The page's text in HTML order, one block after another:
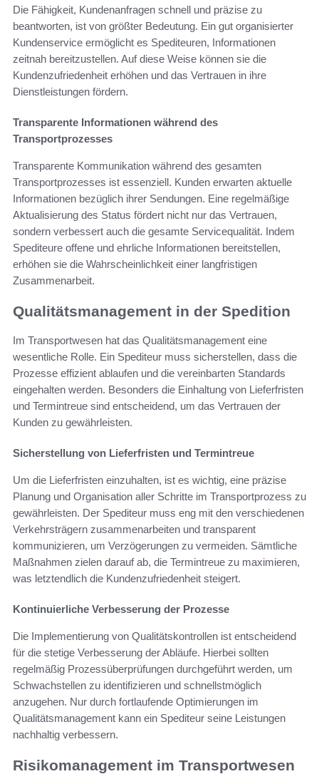
Die Fähigkeit, Kundenanfragen schnell und präzise zu
beantworten, ist von größter Bedeutung. Ein gut organisierter
Kundenservice ermöglicht es Spediteuren, Informationen
zeitnah bereitzustellen. Auf diese Weise können sie die
Kundenzufriedenheit erhöhen und das Vertrauen in ihre
Dienstleistungen fördern.
Transparente Informationen während des
Transportprozesses
Transparente Kommunikation während des gesamten
Transportprozesses ist essenziell. Kunden erwarten aktuelle
Informationen bezüglich ihrer Sendungen. Eine regelmäßige
Aktualisierung des Status fördert nicht nur das Vertrauen,
sondern verbessert auch die gesamte Servicequalität. Indem
Spediteure offene und ehrliche Informationen bereitstellen,
erhöhen sie die Wahrscheinlichkeit einer langfristigen
Zusammenarbeit.
Qualitätsmanagement in der Spedition
Im Transportwesen hat das Qualitätsmanagement eine
wesentliche Rolle. Ein Spediteur muss sicherstellen, dass die
Prozesse effizient ablaufen und die vereinbarten Standards
eingehalten werden. Besonders die Einhaltung von Lieferfristen
und Termintreue sind entscheidend, um das Vertrauen der
Kunden zu gewährleisten.
Sicherstellung von Lieferfristen und Termintreue
Um die Lieferfristen einzuhalten, ist es wichtig, eine präzise
Planung und Organisation aller Schritte im Transportprozess zu
gewährleisten. Der Spediteur muss eng mit den verschiedenen
Verkehrsträgern zusammenarbeiten und transparent
kommunizieren, um Verzögerungen zu vermeiden. Sämtliche
Maßnahmen zielen darauf ab, die Termintreue zu maximieren,
was letztendlich die Kundenzufriedenheit steigert.
Kontinuierliche Verbesserung der Prozesse
Die Implementierung von Qualitätskontrollen ist entscheidend
für die stetige Verbesserung der Abläufe. Hierbei sollten
regelmäßig Prozessüberprüfungen durchgeführt werden, um
Schwachstellen zu identifizieren und schnellstmöglich
anzugehen. Nur durch fortlaufende Optimierungen im
Qualitätsmanagement kann ein Spediteur seine Leistungen
nachhaltig verbessern.
Risikomanagement im Transportwesen